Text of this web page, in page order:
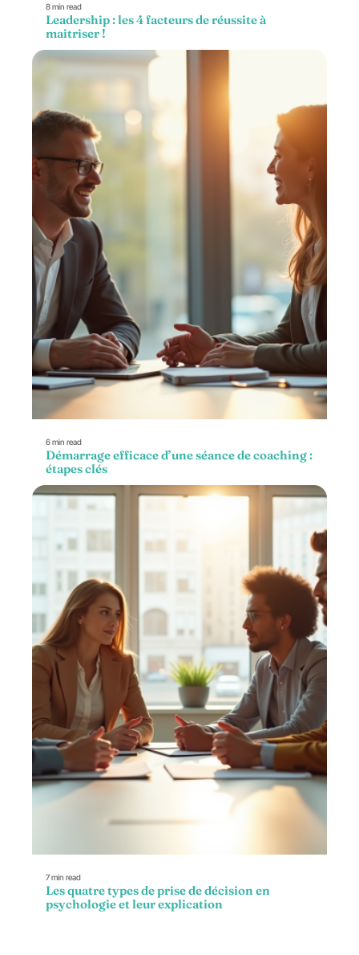
8 min read
Leadership : les 4 facteurs de réussite à
maitriser !
6 min read
Démarrage efficace d’une séance de coaching :
étapes clés
7 min read
Les quatre types de prise de décision en
psychologie et leur explication